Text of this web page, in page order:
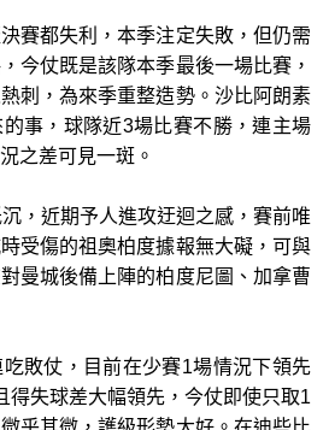
賽都失利，本季注定失敗，但仍需
今仗既是該隊本季最後一場比賽，
刺，為來季重整造勢。沙比阿朗素
事，球隊近3場比賽不勝，連主場
之差可見一斑。
，近期予人進攻迂迴之感，賽前唯
受傷的祖奧柏度據報無大礙，可與
曼城後備上陣的柏度尼圖、加拿曹
敗仗，目前在少賽1場情況下領先
得失球差大幅領先，今仗即使只取1